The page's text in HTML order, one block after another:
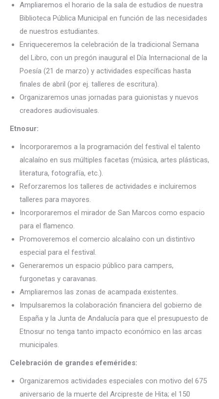
Ampliaremos el horario de la sala de estudios de nuestra
Biblioteca Pública Municipal en función de las necesidades
de nuestros estudiantes.
Enriqueceremos la celebración de la tradicional Semana
del Libro, con un pregón inaugural el Día Internacional de la
Poesía (21 de marzo) y actividades específicas hasta
finales de abril (por ej. talleres de escritura).
Organizaremos unas jornadas para guionistas y nuevos
creadores audiovisuales.
Etnosur:
Incorporaremos a la programación del festival el talento
alcalaíno en sus múltiples facetas (música, artes plásticas,
literatura, fotografía, etc.).
Reforzaremos los talleres de actividades e incluiremos
talleres para mayores.
Incorporaremos el mirador de San Marcos como espacio
para el flamenco.
Promoveremos el comercio alcalaíno con un distintivo
especial para el festival.
Generaremos un espacio público para campers,
furgonetas y caravanas.
Ampliaremos las zonas de acampada existentes.
Impulsaremos la colaboración financiera del gobierno de
España y la Junta de Andalucía para que el presupuesto de
Etnosur no tenga tanto impacto económico en las arcas
municipales.
Celebración de grandes efemérides:
Organizaremos actividades especiales con motivo del 675
aniversario de la muerte del Arcipreste de Hita; el 150